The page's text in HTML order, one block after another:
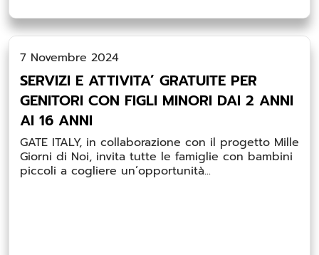
7 Novembre 2024
SERVIZI E ATTIVITA’ GRATUITE PER
GENITORI CON FIGLI MINORI DAI 2 ANNI
AI 16 ANNI
GATE ITALY, in collaborazione con il progetto Mille
Giorni di Noi, invita tutte le famiglie con bambini
piccoli a cogliere un’opportunità...